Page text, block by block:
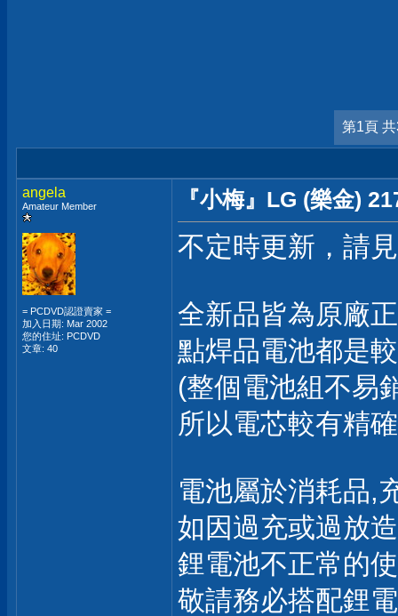
第1頁
angela
Amateur Member
= PCDVD認證賣家 =
加入日期: Mar 2002
您的住址: PCDVD
文章: 40
『小梅』LG (樂金)
不定時更新，請
全新品皆為原廠
點焊品電池都是
(整個電池組不易
所以電芯較有精
電池屬於消耗品,
如因過充或過放
鋰電池不正常的
敬請務必搭配鋰